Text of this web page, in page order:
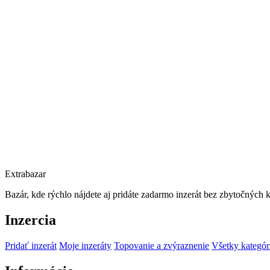
Extrabazar
Bazár, kde rýchlo nájdete aj pridáte zadarmo inzerát bez zbytočných
Inzercia
Pridať inzerát Moje inzeráty Topovanie a zvýraznenie Všetky